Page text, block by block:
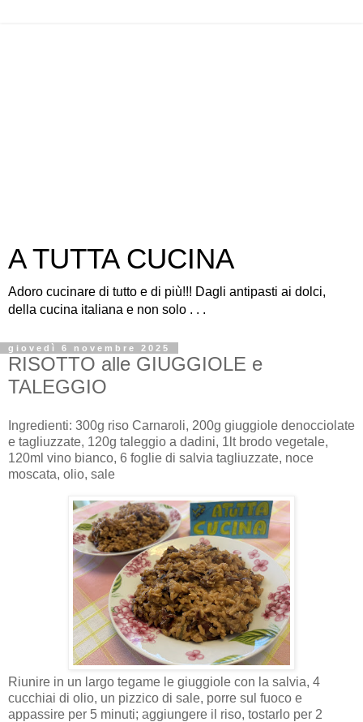
A TUTTA CUCINA
Adoro cucinare di tutto e di più!!! Dagli antipasti ai dolci,
della cucina italiana e non solo . . .
giovedì 6 novembre 2025
RISOTTO alle GIUGGIOLE e
TALEGGIO
Ingredienti: 300g riso Carnaroli, 200g giuggiole denocciolate
e tagliuzzate, 120g taleggio a dadini, 1lt brodo vegetale,
120ml vino bianco, 6 foglie di salvia tagliuzzate, noce
moscata, olio, sale
Riunire in un largo tegame le giuggiole con la salvia, 4
cucchiai di olio, un pizzico di sale, porre sul fuoco e
appassire per 5 minuti; aggiungere il riso, tostarlo per 2